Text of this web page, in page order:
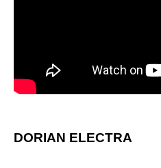
DORIAN ELECTRA